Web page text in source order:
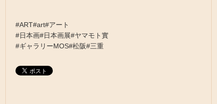
#ART#art#アート
#日本画#日本画展#ヤマモト實
#ギャラリーMOS#松阪#三重